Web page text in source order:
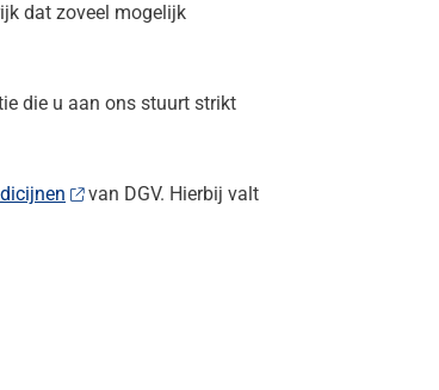
dat zoveel mogelijk
die u aan ons stuurt strikt
van DGV. Hierbij valt